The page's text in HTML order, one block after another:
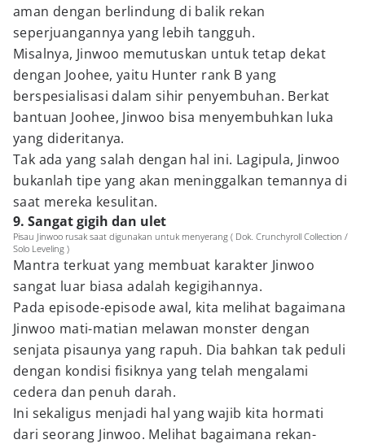
aman dengan berlindung di balik rekan
seperjuangannya yang lebih tangguh.
Misalnya, Jinwoo memutuskan untuk tetap dekat
dengan Joohee, yaitu Hunter rank B yang
berspesialisasi dalam sihir penyembuhan. Berkat
bantuan Joohee, Jinwoo bisa menyembuhkan luka
yang dideritanya.
Tak ada yang salah dengan hal ini. Lagipula, Jinwoo
bukanlah tipe yang akan meninggalkan temannya di
saat mereka kesulitan.
9. Sangat gigih dan ulet
Pisau Jinwoo rusak saat digunakan untuk menyerang ( Dok. Crunchyroll Collection /
Solo Leveling )
Mantra terkuat yang membuat karakter Jinwoo
sangat luar biasa adalah kegigihannya.
Pada episode-episode awal, kita melihat bagaimana
Jinwoo mati-matian melawan monster dengan
senjata pisaunya yang rapuh. Dia bahkan tak peduli
dengan kondisi fisiknya yang telah mengalami
cedera dan penuh darah.
Ini sekaligus menjadi hal yang wajib kita hormati
dari seorang Jinwoo. Melihat bagaimana rekan-